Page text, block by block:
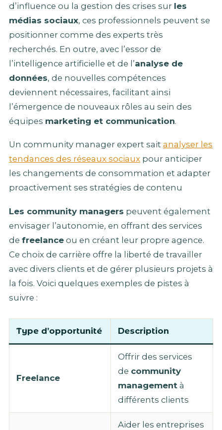
d’influence ou la gestion des crises sur les
médias sociaux, ces professionnels peuvent se
positionner comme des experts très
recherchés. En outre, avec l’essor de
l’intelligence artificielle et de l’analyse de
données, de nouvelles compétences
deviennent nécessaires, facilitant ainsi
l’émergence de nouveaux rôles au sein des
équipes marketing et communication.
Un community manager expert sait analyser les
tendances des réseaux sociaux pour anticiper
les changements de consommation et adapter
proactivement ses stratégies de contenu
Les community managers peuvent également
envisager l’autonomie, en offrant des services
de freelance ou en créant leur propre agence.
Ce choix de carrière offre la liberté de travailler
avec divers clients et de gérer plusieurs projets à
la fois. Voici quelques exemples de pistes à
suivre :
Type d’opportunité Description
Freelance
Offrir des services
de community
management à
différents clients
Aider les entreprises